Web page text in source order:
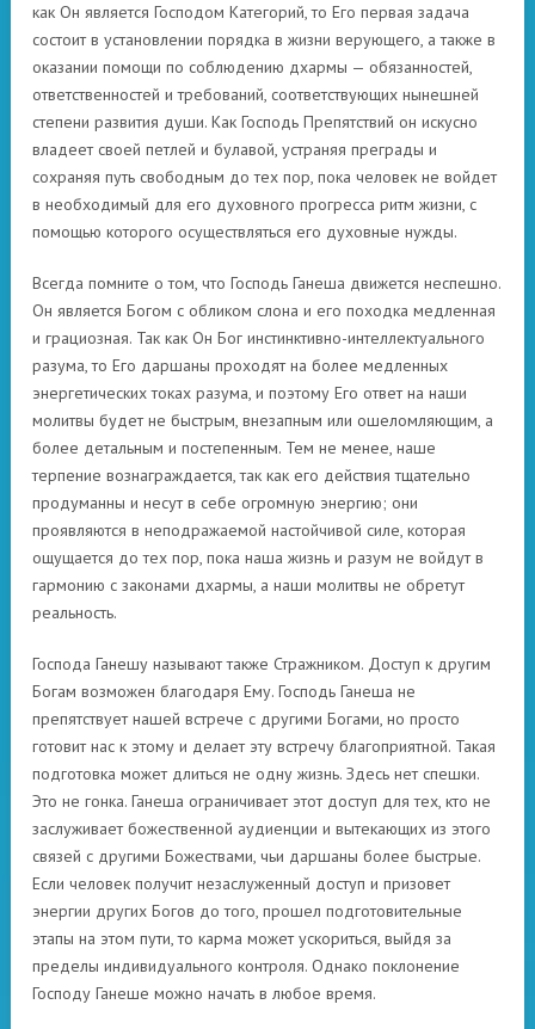
как Он является Господом Категорий, то Его первая задача
состоит в установлении порядка в жизни верующего, а также в
оказании помощи по соблюдению дхармы — обязанностей,
ответственностей и требований, соответствующих нынешней
степени развития души. Как Господь Препятствий он искусно
владеет своей петлей и булавой, устраняя преграды и
сохраняя путь свободным до тех пор, пока человек не войдет
в необходимый для его духовного прогресса ритм жизни, с
помощью которого осуществляться его духовные нужды.
Всегда помните о том, что Господь Ганеша движется неспешно.
Он является Богом с обликом слона и его походка медленная
и грациозная. Так как Он Бог инстинктивно-интеллектуального
разума, то Его даршаны проходят на более медленных
энергетических токах разума, и поэтому Его ответ на наши
молитвы будет не быстрым, внезапным или ошеломляющим, а
более детальным и постепенным. Тем не менее, наше
терпение вознаграждается, так как его действия тщательно
продуманны и несут в себе огромную энергию; они
проявляются в неподражаемой настойчивой силе, которая
ощущается до тех пор, пока наша жизнь и разум не войдут в
гармонию с законами дхармы, а наши молитвы не обретут
реальность.
Господа Ганешу называют также Стражником. Доступ к другим
Богам возможен благодаря Ему. Господь Ганеша не
препятствует нашей встрече с другими Богами, но просто
готовит нас к этому и делает эту встречу благоприятной. Такая
подготовка может длиться не одну жизнь. Здесь нет спешки.
Это не гонка. Ганеша ограничивает этот доступ для тех, кто не
заслуживает божественной аудиенции и вытекающих из этого
связей с другими Божествами, чьи даршаны более быстрые.
Если человек получит незаслуженный доступ и призовет
энергии других Богов до того, прошел подготовительные
этапы на этом пути, то карма может ускориться, выйдя за
пределы индивидуального контроля. Однако поклонение
Господу Ганеше можно начать в любое время.